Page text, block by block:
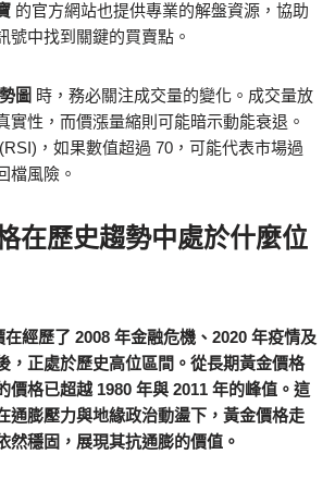
的官方網站也提供專業的解盤資源，協助
號中找到關鍵的買賣點。
圖 時，務必關注成交量的變化。成交量放
實性，而價漲量縮則可能暗示動能衰退。
，如果數值超過 70，可能代表市場過
檔風險。
在歷史趨勢中處於什麼位
經歷了 2008 年金融危機、2020 年疫情及
，正處於歷史高位區間。從長期黃金價格
價格已超越 1980 年與 2011 年的峰值。這
通膨壓力與地緣政治動盪下，黃金價格走
然穩固，展現其抗通膨的價值。